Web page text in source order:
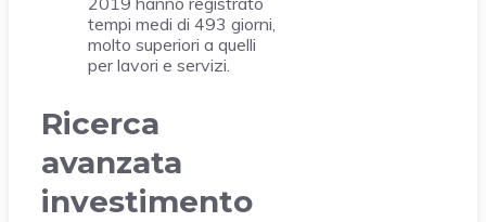
tempi medi di 493 giorni,
molto superiori a quelli
per lavori e servizi.
Ricerca
avanzata
investimento